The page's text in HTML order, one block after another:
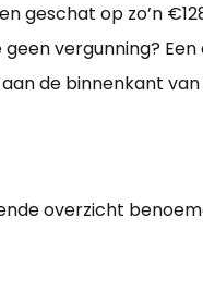
geschat op zo’n
vergunning?
de binnenkant
overzicht